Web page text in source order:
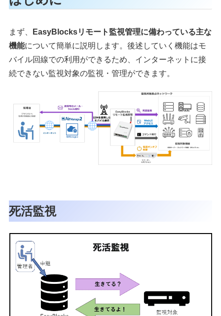
まず、
EasyBlocksリモート監視管理に備わっている主な
機能について簡単に説明します。後述していく機能はモ
バイル回線での利用ができるため、インターネットに接
続できない監視対象の監視・管理ができます。
死活監視